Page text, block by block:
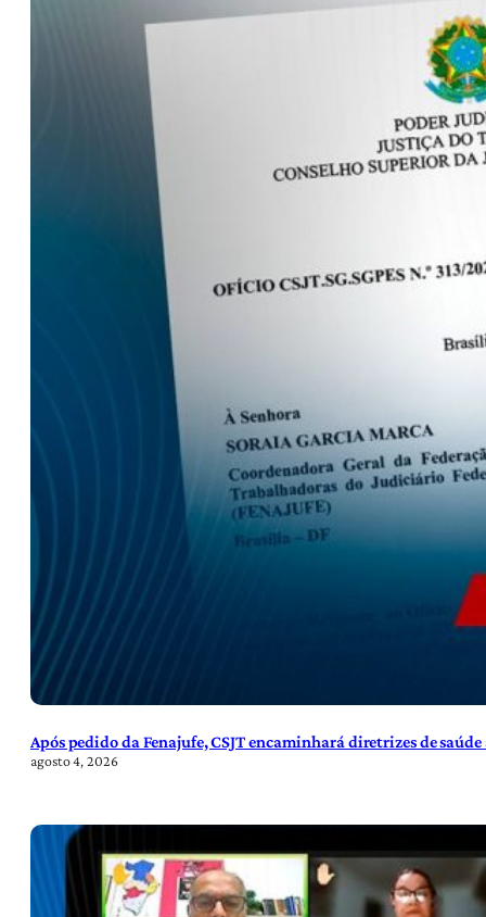
Após pedido da Fenajufe, CSJT encaminhará diretrizes de
agosto 4, 2026